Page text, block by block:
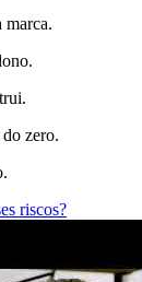
marca.
zero.
riscos?